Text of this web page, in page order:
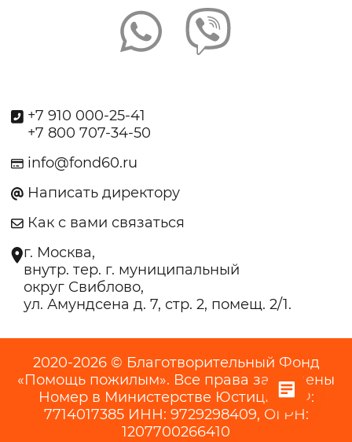
+7 910 000-25-41
+7 800 707-34-50
info@fond60.ru
Написать директору
Как с вами связаться
г. Москва,
внутр. тер. г. муниципальный
округ Свиблово,
ул. Амундсена д. 7, стр. 2, помещ. 2/1.
2020-2026 © Благотворительный Фонд
«Помощь пожилым». Все права защищены
Номер в Министерстве Юстиции РФ:
7714017385 ИНН: 9729298409, ОГРН:
1207700266410